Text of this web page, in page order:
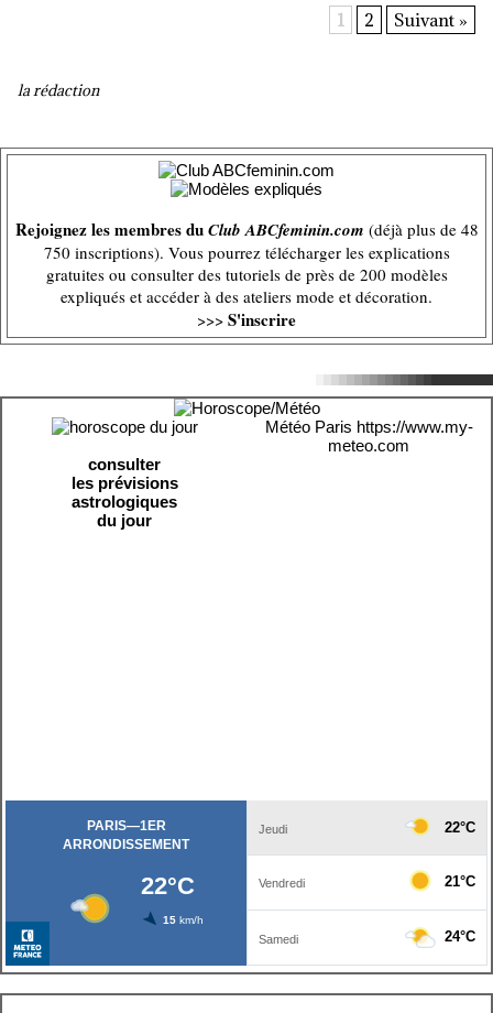
1 2 Suivant »
la rédaction
Rejoignez les membres duClub ABCfeminin.com (déjà plus de 48
750 inscriptions). Vous pourrez télécharger les explications
gratuites ou consulter des tutoriels de près de 200 modèles
expliqués et accéder à des ateliers mode et décoration.
>>> S'inscrire
consulter
les prévisions
astrologiques
du jour
Météo Paris https://www.my-
meteo.com